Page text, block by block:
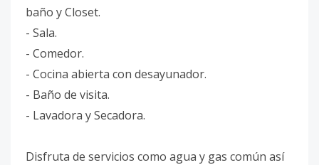
baño y Closet.
- Sala.
- Comedor.
- Cocina abierta con desayunador.
- Baño de visita.
- Lavadora y Secadora.
Disfruta de servicios como agua y gas común así